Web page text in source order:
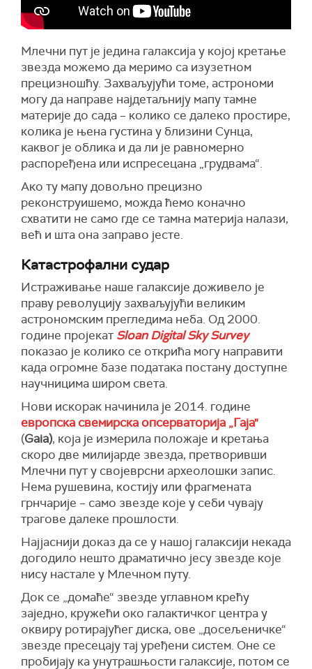
Млечни пут је једина галаксија у којој кретање
звезда можемо да меримо са изузетном
прецизношћу. Захваљујући томе, астрономи
могу да направе најдетаљнију мапу тамне
материје до сада – колико се далеко простире,
колика је њена густина у близини Сунца,
каквог је облика и да ли је равномерно
распоређена или испресецана „грудвама“.
Ако ту мапу довољно прецизно
реконструишемо, можда ћемо коначно
схватити не само где се тамна материја налази,
већ и шта она заправо јесте.
Катастрофални судар
Истраживање наше галаксије доживело је
праву револуцију захваљујући великим
астрономским прегледима неба. Од 2000.
године пројекат Sloan Digital Sky Survey
показао је колико се открића могу направити
када огромне базе података постану доступне
научницима широм света.
Нови искорак начинила је 2014. године
европска свемирска опсерваторија „Гаја"
(Gaia), која је измерила положаје и кретања
скоро две милијарде звезда, претворивши
Млечни пут у својеврсни археолошки запис.
Нема рушевина, костију или фрагмената
грнчарије – само звезде које у себи чувају
трагове далеке прошлости.
Најјаснији доказ да се у нашој галаксији некада
догодило нешто драматично јесу звезде које
нису настале у Млечном путу.
Док се „домаће“ звезде углавном крећу
заједно, кружећи око галактичког центра у
оквиру ротирајућег диска, ове „досељеничке“
звезде пресецају тај уређени систем. Оне се
пробијају ка унутрашњости галаксије, потом се